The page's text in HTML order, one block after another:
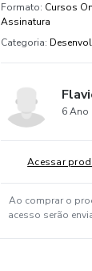
Formato: Cursos
Assinatura
Categoria:
6 Ano
Acessar
Ao comprar o
acesso serão